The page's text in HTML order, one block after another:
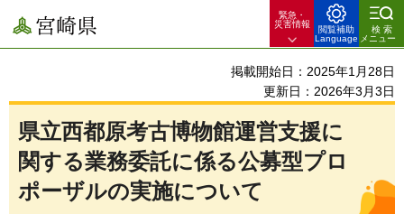
宮崎県
緊急・
災害情報
閲覧補助
Language
検索
メニュー
掲載開始日：2025年1月28日
更新日：2026年3月3日
県立西都原考古博物館運営支援に
関する業務委託に係る公募型プロ
ポーザルの実施について